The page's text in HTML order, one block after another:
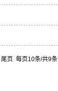
页 每页10条/共9条